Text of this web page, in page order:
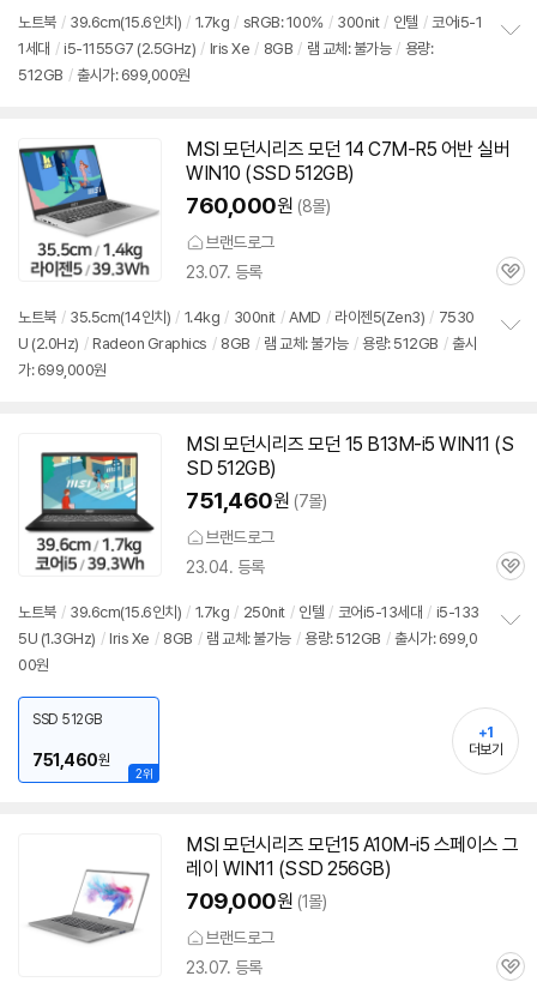
견
점
리
뷰
노트북 / 39.6cm(15.6인치) / 1.7kg / sRGB: 100% / 300nit / 인텔 / 코어i5-1
1세대 / i5-1155G7 (2.5GHz) / Iris Xe / 8GB / 램 교체: 불가능 / 용량:
512GB / 출시가: 699,000원
MSI 모던시리즈 모던 14 C7M-R5 어반 실버
WIN10 (SSD 512GB)
760,000원 (8몰)
브랜드로그
23.07. 등록
관
노트북 / 35.5cm(14인치) / 1.4kg / 300nit / AMD / 라이젠5(Zen3) / 7530
U (2.0Hz) / Radeon Graphics / 8GB / 램 교체: 불가능 / 용량: 512GB / 출시
가: 699,000원
기
MSI 모던시리즈 모던 15 B13M-i5 WIN11 (S
SD 512GB)
751,460원 (7몰)
브랜드로그
23.04. 등록
관
노트북 / 39.6cm(15.6인치) / 1.7kg / 250nit / 인텔 / 코어i5-13세대 / i5-133
5U (1.3GHz) / Iris Xe / 8GB / 램 교체: 불가능 / 용량: 512GB / 출시가: 699,0
00원
기
2위
SSD 512GB
751,460원
+1
더보기
MSI 모던시리즈 모던15 A10M-i5 스페이스 그
레이 WIN11 (SSD 256GB)
709,000원 (1몰)
브랜드로그
23.07. 등록
관
세부정보 열기/접기